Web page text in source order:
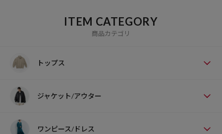
ITEM CATEGORY
商品カテゴリ
トップス
ジャケット/アウター
ワンピース/ドレス